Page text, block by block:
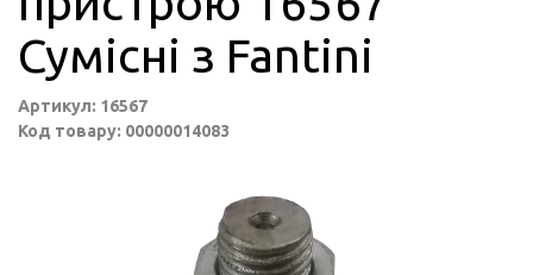
Сумісні з Fantini
Артикул: 16567
Код товару: 00000014083